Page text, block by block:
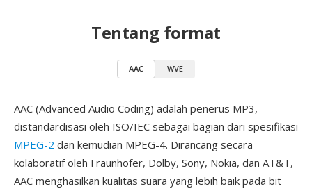
Tentang format
AAC WVE
AAC (Advanced Audio Coding) adalah penerus MP3,
distandardisasi oleh ISO/IEC sebagai bagian dari spesifikasi
MPEG-2 dan kemudian MPEG-4. Dirancang secara
kolaboratif oleh Fraunhofer, Dolby, Sony, Nokia, dan AT&T,
AAC menghasilkan kualitas suara yang lebih baik pada bit